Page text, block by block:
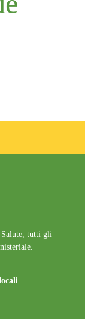
tutti gli